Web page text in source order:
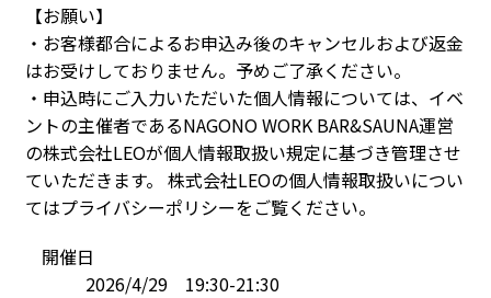
【お願い】
・お客様都合によるお申込み後のキャンセルおよび返金
はお受けしておりません。予めご了承ください。
・申込時にご入力いただいた個人情報については、イベ
ントの主催者であるNAGONO WORK BAR&SAUNA運営
の株式会社LEOが個人情報取扱い規定に基づき管理させ
ていただきます。 株式会社LEOの個人情報取扱いについ
てはプライバシーポリシーをご覧ください。
開催日
2026/4/29 19:30-21:30